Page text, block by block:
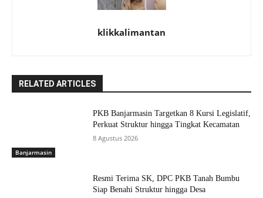
klikkalimantan
RELATED ARTICLES
Banjarmasin
PKB Banjarmasin Targetkan 8 Kursi Legislatif,
Perkuat Struktur hingga Tingkat Kecamatan
8 Agustus 2026
Resmi Terima SK, DPC PKB Tanah Bumbu
Siap Benahi Struktur hingga Desa